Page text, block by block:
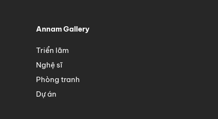
Annam Gallery
Triển lãm
Nghệ sĩ
Phòng tranh
Dự án